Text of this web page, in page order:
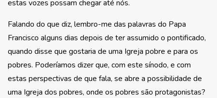
estas vozes possam chegar até nós.
Falando do que diz, lembro-me das palavras do Papa
Francisco alguns dias depois de ter assumido o pontificado,
quando disse que gostaria de uma Igreja pobre e para os
pobres. Poderíamos dizer que, com este sínodo, e com
estas perspectivas de que fala, se abre a possibilidade de
uma Igreja dos pobres, onde os pobres são protagonistas?